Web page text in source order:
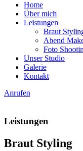
Home
Über mich
Leistungen
Braut
Abend
Foto
Unser Studio
Galerie
Kontakt
Anrufen
Leistungen
Braut Styling